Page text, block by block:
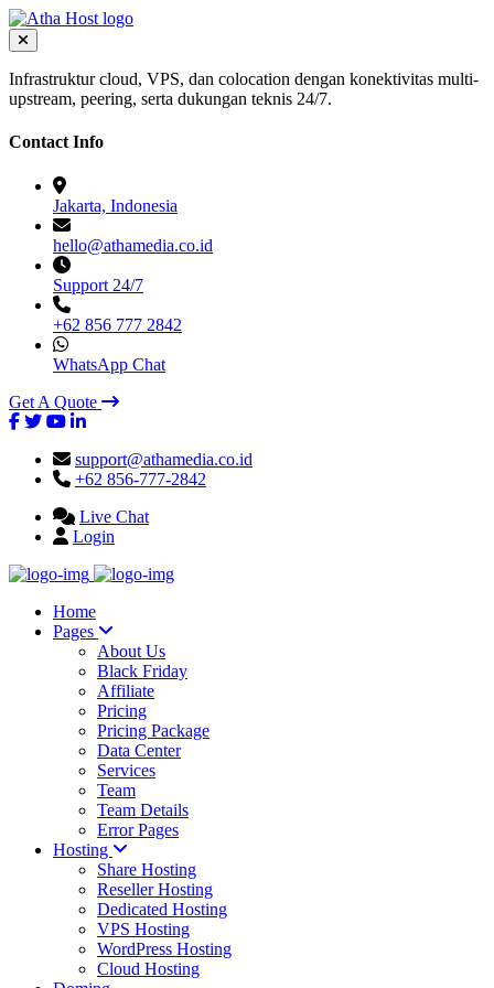
Infrastruktur cloud, VPS, dan colocation dengan konektivitas multi-
upstream, peering, serta dukungan teknis 24/7.
Contact Info
Jakarta, Indonesia
hello@athamedia.co.id
Support 24/7
+62 856 777 2842
WhatsApp Chat
Get A Quote
support@athamedia.co.id
+62 856-777-2842
Live Chat
Login
Home
Pages
About Us
Black Friday
Affiliate
Pricing
Pricing Package
Data Center
Services
Team
Team Details
Error Pages
Hosting
Share Hosting
Reseller Hosting
Dedicated Hosting
VPS Hosting
WordPress Hosting
Cloud Hosting